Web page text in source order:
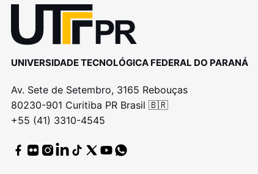
UNIVERSIDADE TECNOLÓGICA FEDERAL DO PARANÁ
Av. Sete de Setembro, 3165 Rebouças
80230-901 Curitiba PR Brasil 🇧🇷
+55 (41) 3310-4545